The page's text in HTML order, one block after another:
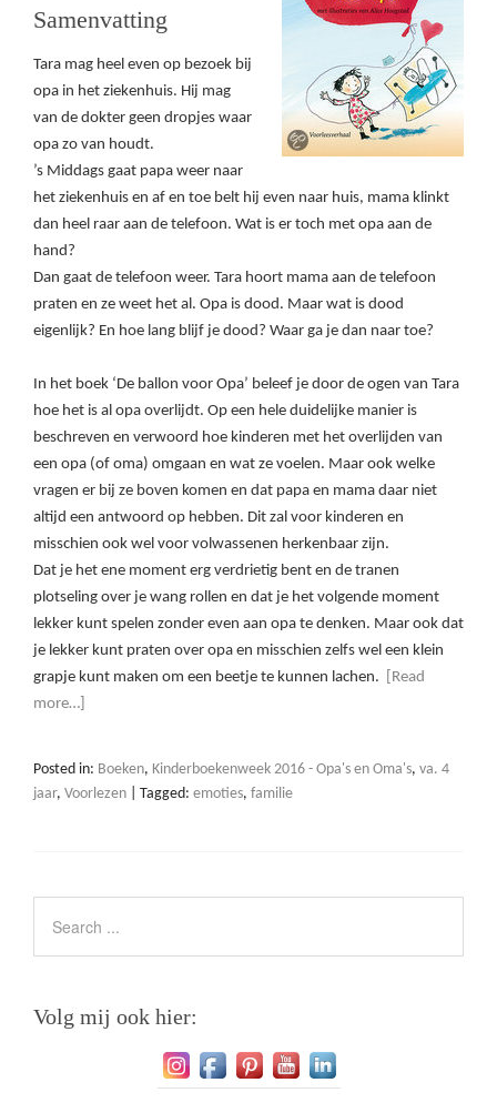
Samenvatting
Tara mag heel even op bezoek bij
opa in het ziekenhuis. Hij mag
van de dokter geen dropjes waar
opa zo van houdt.
’s Middags gaat papa weer naar
het ziekenhuis en af en toe belt hij even naar huis, mama klinkt
dan heel raar aan de telefoon. Wat is er toch met opa aan de
hand?
Dan gaat de telefoon weer. Tara hoort mama aan de telefoon
praten en ze weet het al. Opa is dood. Maar wat is dood
eigenlijk? En hoe lang blijf je dood? Waar ga je dan naar toe?
In het boek ‘De ballon voor Opa’ beleef je door de ogen van Tara
hoe het is al opa overlijdt. Op een hele duidelijke manier is
beschreven en verwoord hoe kinderen met het overlijden van
een opa (of oma) omgaan en wat ze voelen. Maar ook welke
vragen er bij ze boven komen en dat papa en mama daar niet
altijd een antwoord op hebben. Dit zal voor kinderen en
misschien ook wel voor volwassenen herkenbaar zijn.
Dat je het ene moment erg verdrietig bent en de tranen
plotseling over je wang rollen en dat je het volgende moment
lekker kunt spelen zonder even aan opa te denken. Maar ook dat
je lekker kunt praten over opa en misschien zelfs wel een klein
grapje kunt maken om een beetje te kunnen lachen.
[Read
more…]
Posted in: Boeken, Kinderboekenweek 2016 - Opa's en Oma's, va. 4
jaar, Voorlezen Tagged: emoties, familie
Volg mij ook hier: